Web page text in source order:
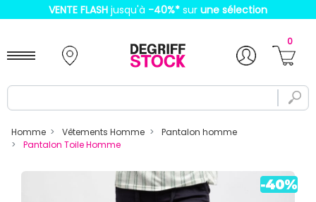
VENTE FLASH jusqu'à -40%* sur une sélection
0
Homme Vêtements Homme
Pantalon homme
Pantalon Toile Homme